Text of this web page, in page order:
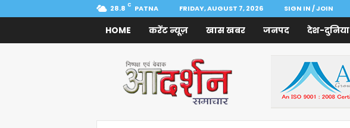
28.8 C PATNA FRIDAY, AUGUST 7, 2026 SIGN IN / JOIN
HOME करेंट न्यूज़ खास खबर जनपद देश-दुनिया
Samachar